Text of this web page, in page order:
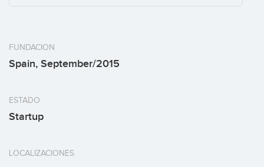
FUNDACION
Spain, September/2015
ESTADO
Startup
LOCALIZACIONES